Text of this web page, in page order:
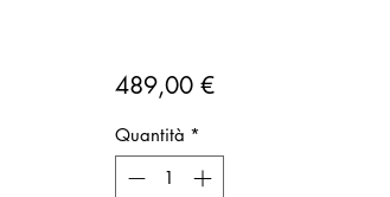
489,00 €Prezzo
Quantità *